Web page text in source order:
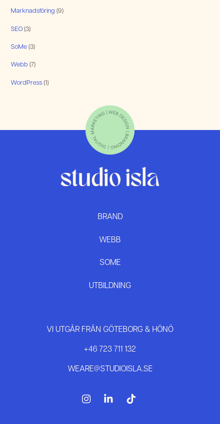
Marknadsföring (9)
SEO (3)
SoMe (3)
Webb (7)
WordPress (1)
BRAND
WEBB
SOME
UTBILDNING
VI UTGÅR FRÅN GÖTEBORG & HÖNÖ
+46 723 711 132
WEARE@STUDIOISLA.SE
IG